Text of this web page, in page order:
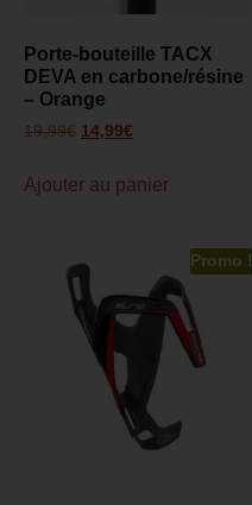
Porte-bouteille TACX
DEVA en carbone/résine
– Orange
19,99€ 14,99€
Ajouter au panier
Promo !